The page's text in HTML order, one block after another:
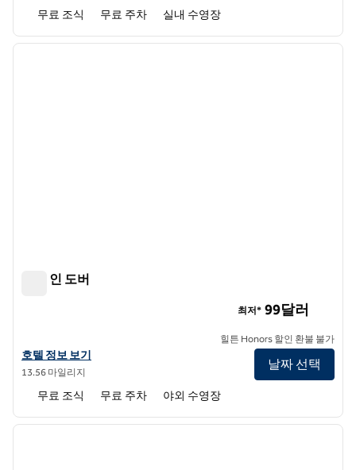
무료 조식 무료 주차 실내 수영장
1/12
다음
햄튼 인 도버
햄튼 인 도버의 호텔 정보 보기
호텔 정보 보기
13.56 마일리지
최저* 99달러
힐튼 Honors 할인 환불 불가
날짜 선택
무료 조식 무료 주차 야외 수영장
1/12
다음